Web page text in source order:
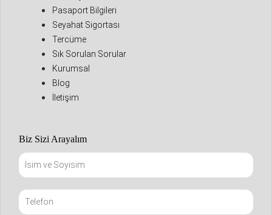
Pasaport Bilgileri
Seyahat Sigortası
Tercüme
Sık Sorulan Sorular
Kurumsal
Blog
İletişim
Biz Sizi Arayalım